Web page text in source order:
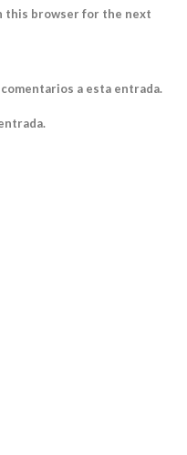
this browser for the next
a esta entrada.